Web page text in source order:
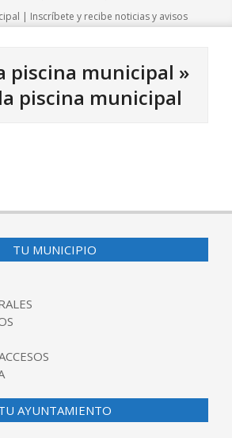
| Inscríbete y recibe noticias y avisos
piscina municipal »
piscina municipal
TU MUNICIPIO
AYUNTAMIENTO